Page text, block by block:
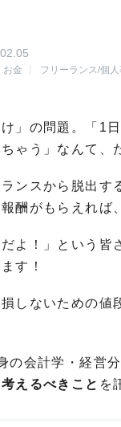
お金 フリーランス/個
」の問題。「1
ゃう」なんて、
ンスから脱出す
酬がもらえれ
よ！」という
す！
しないための
会計学・経営
えるべきこと を